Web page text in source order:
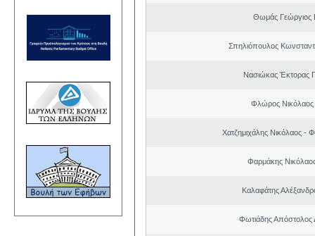
Θωμάς Γεώργιος
Σπηλιόπουλος
Νασιώκας Έκτορας
Φλώρος Νικόλαος
Χατζημιχάλης Νικόλαος -
Φαρμάκης
Καλαφάτης
Φωτιάδης Απόστολος